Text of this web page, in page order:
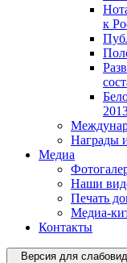
к
Награды
Медиа
Наши
Печать
Медиа-
Контакты
Версия для